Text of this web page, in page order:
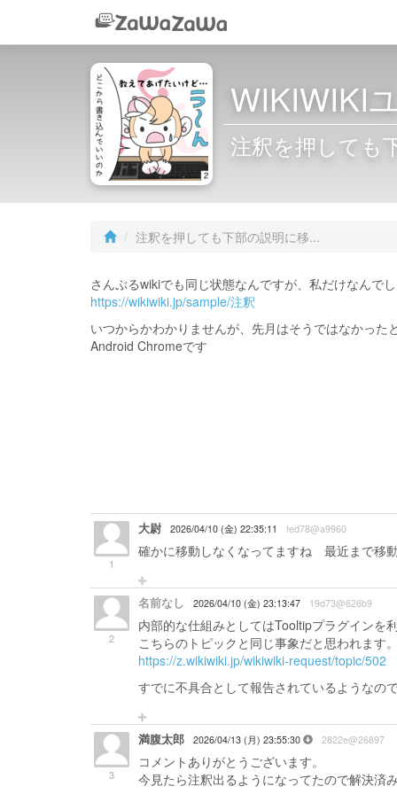
WIKIWIKI
注釈を押しても
注釈を押しても下部の説明に移...
さんぷるwikiでも同じ状態なんですが、私だけなんで
https://wikiwiki.jp/sample/注釈
いつからかわかりませんが、先月はそうではなかった
Android Chromeです
1
大尉 2026/04/10 (金) 22:35:11 fed78@a9960
確かに移動しなくなってますね 最近まで移
2
名前なし 2026/04/10 (金) 23:13:47 19d73@626b9
内部的な仕組みとしてはTooltipプラグインを
こちらのトピックと同じ事象だと思われます
https://z.wikiwiki.jp/wikiwiki-request/topic/502
すでに不具合として報告されているようなの
3
満腹太郎 2026/04/13 (月) 23:55:30 2822e@26897
コメントありがとうございます。
今見たら注釈出るようになってたので解決済